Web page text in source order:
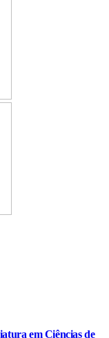
em Ciências de